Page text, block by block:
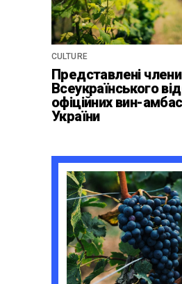
CULTURE
Представлені члени
Всеукраїнського
офіційних вин-
України